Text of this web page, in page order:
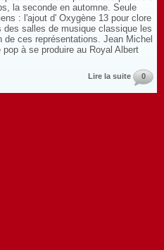
la seconde en automne. Seule
: l'ajout d' Oxygène 13 pour clore
salles de musique classique les
ces représentations. Jean Michel
à se produire au Royal Albert
Lire la suite 0